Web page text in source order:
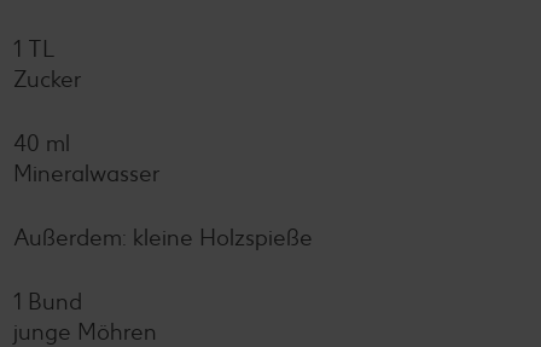
1 TL
Zucker
40 ml
Mineralwasser
Außerdem: kleine Holzspieße
1 Bund
junge Möhren